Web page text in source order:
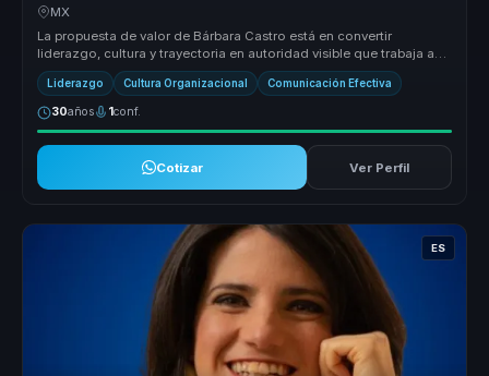
MX
La propuesta de valor de Bárbara Castro está en convertir
liderazgo, cultura y trayectoria en autoridad visible que trabaja a
favor del n...
Liderazgo Cultura Organizacional Comunicación Efectiva
30años 1conf.
Cotizar Ver Perfil
ES